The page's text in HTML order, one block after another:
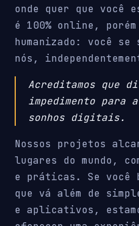
onde quer que você
é 100% online,
humanizado: você se
nós,
Acreditamos que
impedimento para
sonhos digitais.
Nossos projetos
lugares do mundo,
e práticas. Se você
que vá além de
e aplicativos,